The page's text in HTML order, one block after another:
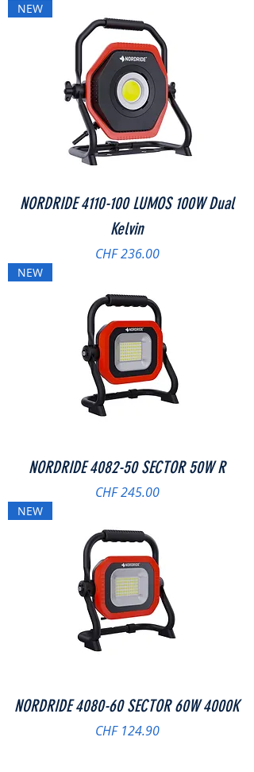
NEW
NORDRIDE 4110-100 LUMOS 100W Dual
Kelvin
Preis
CHF 236.00
NEW
NORDRIDE 4082-50 SECTOR 50W R
Preis
CHF 245.00
NEW
NORDRIDE 4080-60 SECTOR 60W 4000K
Preis
CHF 124.90